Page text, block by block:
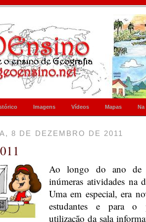
Imagens Vídeos Mapas Na
8 DE DEZEMBRO DE 2011
Ao longo do ano de
inúmeras atividades na
Uma em especial, era
estudantes e para o
utilização da sala